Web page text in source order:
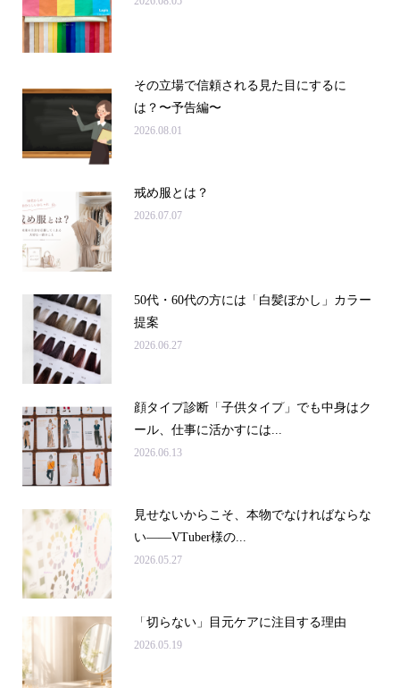
その立場で信頼される見た目にするに
は？〜予告編〜
2026.08.01
戒め服とは？
2026.07.07
50代・60代の方には「白髪ぼかし」カラー
提案
2026.06.27
顔タイプ診断「子供タイプ」でも中身はク
ール、仕事に活かすには...
2026.06.13
見せないからこそ、本物でなければならな
い――VTuber様の...
2026.05.27
「切らない」目元ケアに注目する理由
2026.05.19